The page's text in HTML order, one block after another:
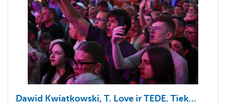
Dawid Kwiatkowski, T. Love ir TEDE. Tiek...